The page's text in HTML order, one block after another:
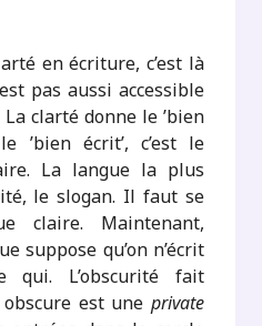
en écriture, c’est là
pas aussi accessible
La clarté donne le ’bien
’bien écrit’, c’est le
La langue la plus
le slogan. Il faut se
claire. Maintenant,
suppose qu’on n’écrit
qui. L’obscurité fait
est une private